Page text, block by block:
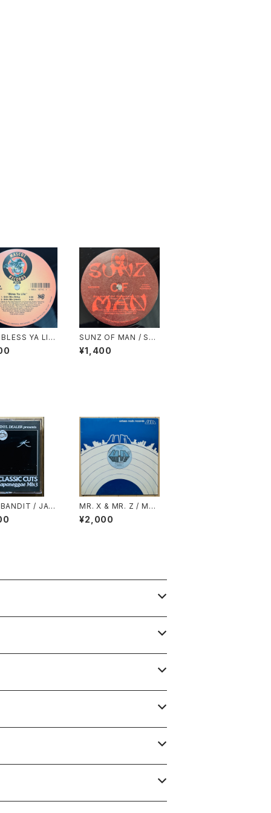
YA LIF
SUNZ OF MAN / SO
LDIERS OF DARKNE
SS
¥1,400
/ JAP
MIX 3(CL
CUTS)
MR. X & MR. Z / MR.
X & MR. Z DRINK OL
D GOLD
¥2,000